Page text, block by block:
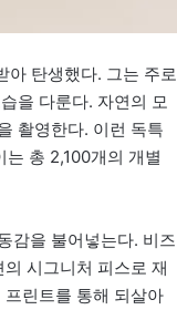
아 탄생했다. 그는 주로
을 다룬다. 자연의 모
촬영한다. 이런 독특
총 2,100개의 개별
감을 불어넣는다. 비즈
시그니처 피스로 재
린트를 통해 되살아